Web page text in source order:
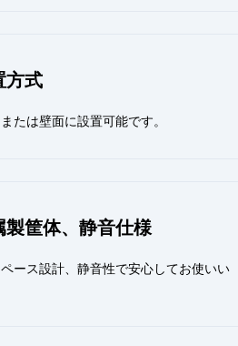
方式
たは壁面に設置可能です。
筐体、静音仕様
ース設計、静音性で安心してお使いい